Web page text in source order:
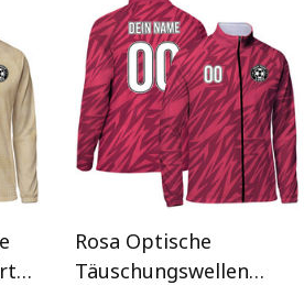
Rosa Optische
Täuschungswellen